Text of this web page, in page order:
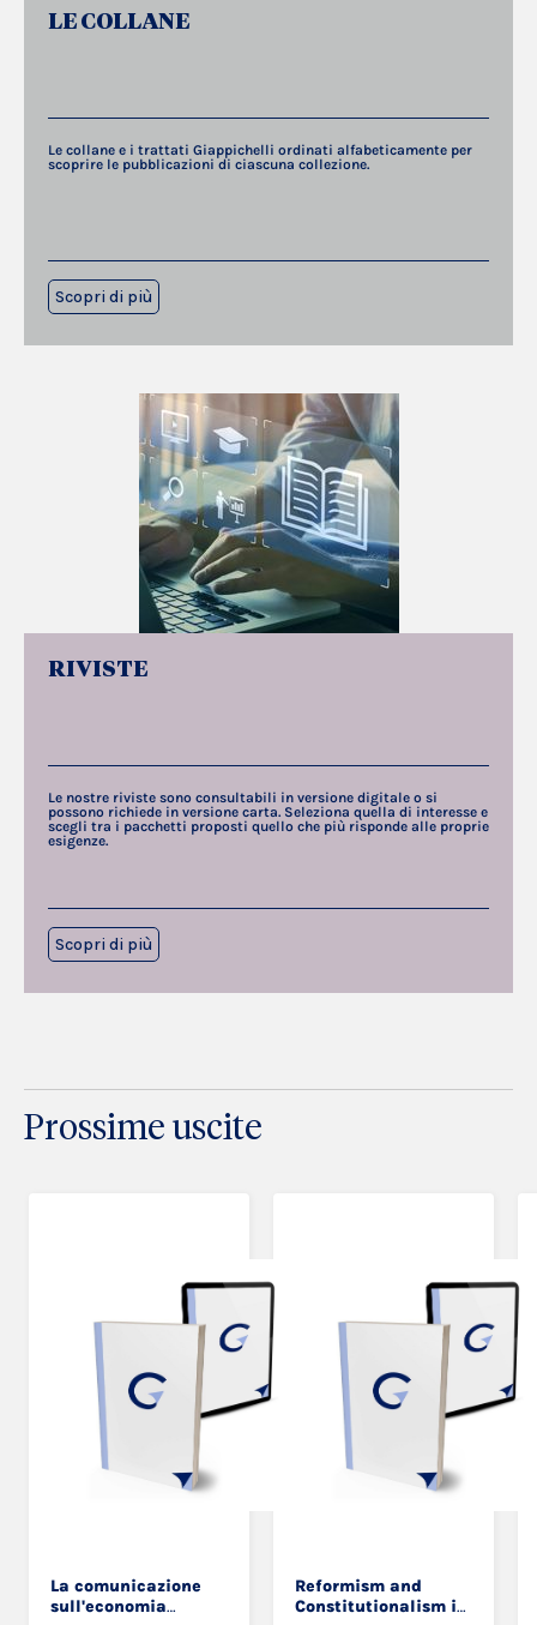
LE COLLANE
Le collane e i trattati Giappichelli ordinati alfabeticamente per
scoprire le pubblicazioni di ciascuna collezione.
Scopri di più
RIVISTE
Le nostre riviste sono consultabili in versione digitale o si
possono richiede in versione carta. Seleziona quella di interesse e
scegli tra i pacchetti proposti quello che più risponde alle proprie
esigenze.
Scopri di più
Prossime uscite
La comunicazione
sull'economia
Reformism and
Constitutionalism in